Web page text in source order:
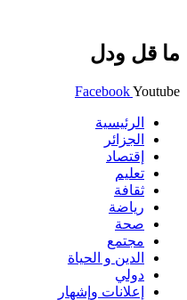
ما قل ودل
FacebookYoutube
الرئيسية
الجزائر
إقتصاد
تعليم
ثقافة
رياضة
صحة
مجتمع
الدين و الحياة
دولي
إعلانات وإشهار